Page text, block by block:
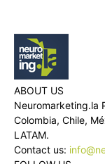
ABOUT US
Neuromarketing.la
Colombia, Chile,
LATAM.
Contact us: